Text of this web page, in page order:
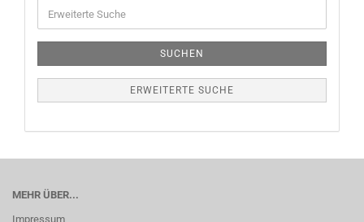
SUCHEN
ERWEITERTE SUCHE
MEHR ÜBER...
Impressum